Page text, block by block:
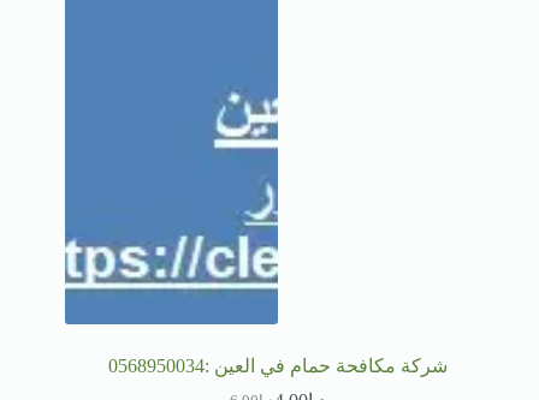
شركة مكافحة حمام في العين :0568950034